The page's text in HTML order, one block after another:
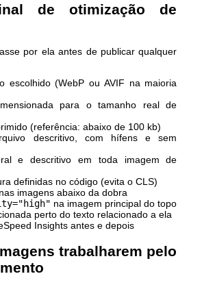
de otimização de
por ela antes de publicar qualquer
escolhido (WebP ou AVIF na maioria
para o tamanho real de
(referência: abaixo de 100 kb)
descritivo, com hífens e sem
e descritivo em toda imagem de
definidas no código (evita o CLS)
imagens abaixo da dobra
na imagem principal do topo
perto do texto relacionado a ela
Insights antes e depois
trabalharem pelo